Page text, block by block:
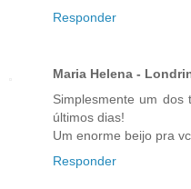
Responder
Maria Helena -
Simplesmente um dos
últimos dias!
Um enorme beijo pra
Responder